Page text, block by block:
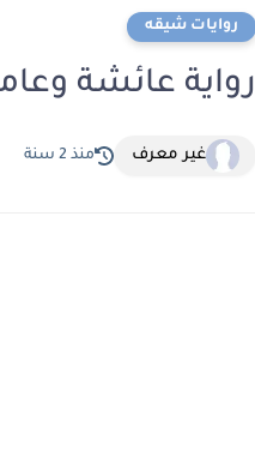
روايات شيقه
رواية عائشة
غير معرف منذ 2 سنة